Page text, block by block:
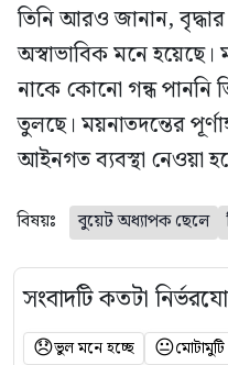
তিনি আরও জানান,
অস্বাভাবিক মনে
নাকে কোনো গন্ধ পাননি
তুলছে। ময়নাতদন্তের
আইনগত ব্যবস্থা নেওয়া
বিষয়ঃ বুয়েট অধ্যাপক ছেলে
সংবাদটি কতটা
😞ভুল মনে হচ্ছে 😐মোটামুটি